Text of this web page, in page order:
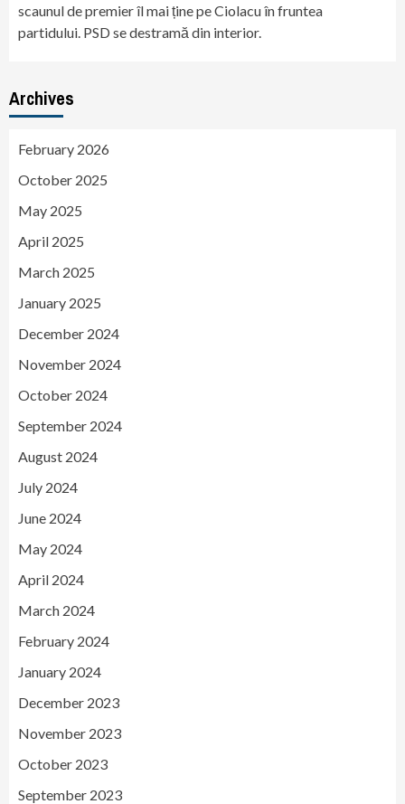
scaunul de premier îl mai ține pe Ciolacu în fruntea
partidului. PSD se destramă din interior.
Archives
February 2026
October 2025
May 2025
April 2025
March 2025
January 2025
December 2024
November 2024
October 2024
September 2024
August 2024
July 2024
June 2024
May 2024
April 2024
March 2024
February 2024
January 2024
December 2023
November 2023
October 2023
September 2023